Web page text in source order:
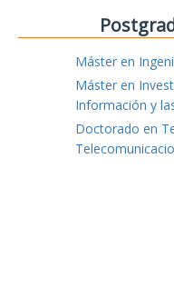
Máster en
Máster en
Información y
Doctorado en